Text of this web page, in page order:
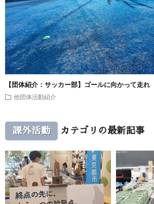
【団体紹介：サッカー部】ゴールに向かって走れ
他団体活動紹介
課外活動 カテゴリの最新記事